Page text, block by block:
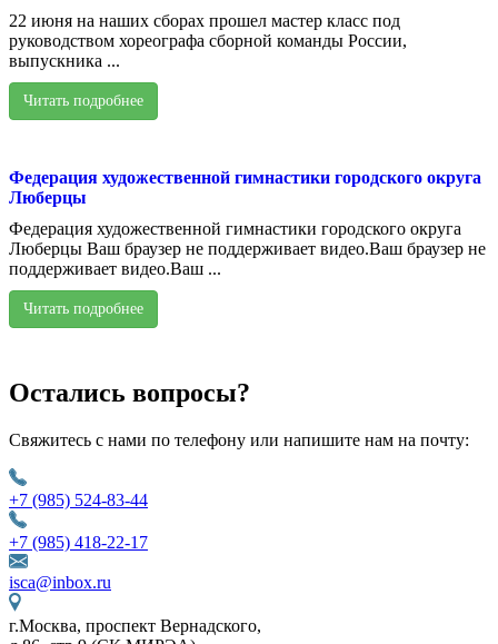
22 июня на наших сборах прошел мастер класс под
руководством хореографа сборной команды России,
выпускника ...
Читать подробнее
Федерация художественной гимнастики городского округа
Люберцы
Федерация художественной гимнастики городского округа
Люберцы Ваш браузер не поддерживает видео.Ваш браузер не
поддерживает видео.Ваш ...
Читать подробнее
Остались вопросы?
Свяжитесь с нами по телефону или напишите нам на почту:
+7 (985) 524-83-44
+7 (985) 418-22-17
isca@inbox.ru
г.Москва, проспект Вернадского,